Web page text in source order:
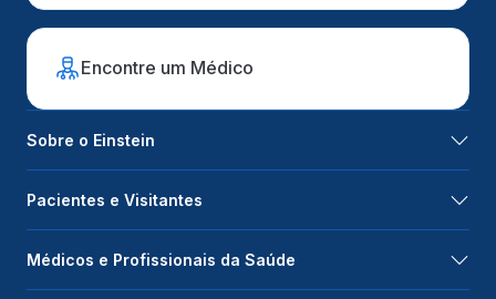
Encontre um Médico
Sobre o Einstein
Pacientes e Visitantes
Médicos e Profissionais da Saúde